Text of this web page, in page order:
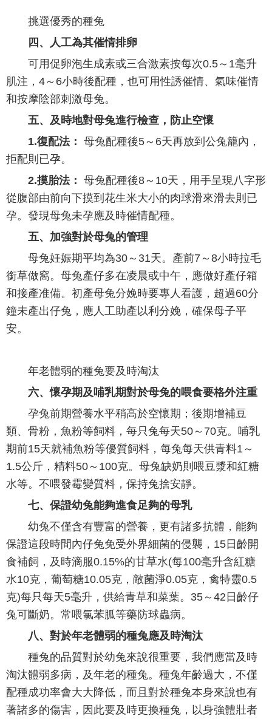
挑選優秀的種兔
四、人工為其催情排卵
可用促卵泡生成素或三合激素按每次0.5～1毫升
肌注，4～6小時後配種，也可用性誘催情、氣味催情
和按摩陰部刺激母兔。
五、及時地對母兔進行檢查，防止空懷
1.復配法： 母兔配種後5～6天再放到公兔籠內，
拒配則已孕。
2.摸胎法： 母兔配種後8～10天，用手呈現八字形
從腹部由前向下摸到花生米大小的肉球滑來滑去則已
孕。發現母兔未孕應及時催情配種。
五、加強對於母兔的管理
母兔妊娠期平均為30～31天。產前7～8小時拉毛
銜草做窩。母兔產仔多在凌晨或中午，應做好產仔箱
和接產准備。初產母兔分娩時要專人看護，超過60分
鐘未產出仔兔，應人工助產以利分娩，確保母子平
安。
年老體弱的種兔要及時淘汰
六、懷孕期及哺乳期對於母兔的喂食要格外注重
孕兔前期營養水平稍高於空懷期；後期增補豆
類、骨粉，魚粉等飼料，每只兔每天50～70克。哺乳
期前15天就補魚粉等優質飼料，每兔每天供青料1～
1.5公斤，精料50～100克。母兔缺奶則喂豆漿和紅糖
水等。不喂發霉變質料，保持兔捨安靜。
七、保證幼兔能夠進食足夠的母乳
幼兔不僅含有豐富的營養，更有諸多抗體，能夠
保證這段時間內仔兔免受外界細菌的侵襲，15日齡開
食補飼，及時滴服0.15%的甘草水(每100毫升含紅糖
水10克，葡萄糖10.05克，敵菌淨0.05克，禽特靈0.5
克)每只每天5毫升，供給青草和菜葉。35～42日齡仔
兔可斷奶。常喂氯苯胍等藥防球蟲病。
八、對於年老體弱的種兔應及時淘汰
種兔的品質對於幼兔來說很重要，我們應當及時
淘汰體弱多病，及年老的種兔。種兔年齡過大，不僅
配種成功率會大大降低，而且對於種兔本身來說也有
著諸多的傷害，因此要及時更換種兔，以身強體壯者